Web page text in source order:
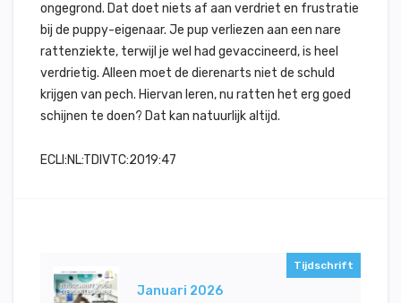
ongegrond. Dat doet niets af aan verdriet en frustratie
bij de puppy-eigenaar. Je pup verliezen aan een nare
rattenziekte, terwijl je wel had gevaccineerd, is heel
verdrietig. Alleen moet de dierenarts niet de schuld
krijgen van pech. Hiervan leren, nu ratten het erg goed
schijnen te doen? Dat kan natuurlijk altijd.
ECLI:NL:TDIVTC:2019:47
Tijdschrift
Januari 2026